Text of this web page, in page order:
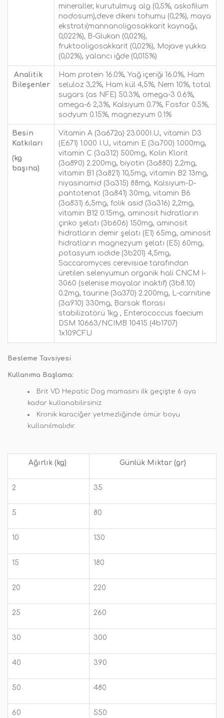
mineraller, kurutulmuş alg (0,5%, askofilum
nodosum),deve dikeni tohumu (0,2%), maya
ekstratı(mannanoligosakkarit kaynağı,
0,022%), B-Glukan (0,02%),
fruktooligosakkarit (0,02%), Mojave yukka
(0,02%), yalancı iğde (0,015%)
Analitik
Bileşenler
Ham protein 16.0%, Yağ içeriği 16.0%, Ham
seluloz 3,2%, Ham kül 4,5%, Nem 10%, total
sugars (as NFE) 50.3%, omega-3 0.6%,
omega-6 2,3%, Kalsiyum 0.7%, Fosfor 0.5%,
sodyum 0.15%, magnezyum 0.1%
Besin
Katkıları
(kg
başına)
Vitamin A (3a672a) 23.000I.U., vitamin D3
(E671) 1.000 I.U., vitamin E (3a700) 1.000mg,
vitamin C (3a312) 500mg, Kolin Klorit
(3a890) 2.200mg, biyotin (3a880) 2,2mg,
vitamin B1 (3a821) 10,5mg, vitamin B2 13mg,
niyasinamid (3a315) 88mg, Kalsiyum-D-
pantotenat (3a841) 30mg, vitamin B6
(3a831) 6,5mg, folik asid (3a316) 2,2mg,
vitamin B12 0.15mg, aminosit hidratların
çinko şelatı (3b606) 150mg, aminosit
hidratların demir şelatı (E1) 65mg, aminosit
hidratların magnezyum şelatı (E5) 60mg,
potasyum iodide (3b201) 4,5mg,
Saccaromyces cerevisiae tarafından
üretilen selenyumun organik hali CNCM I-
3060 (selenise mayalar inaktif) (3b8.10)
0.2mg, taurine (3a370) 2.200mg, L-carnitine
(3a910) 330mg, Barsak florası
stabilizatörü 1kg , Enterococcus faecium
DSM 10663/NCIMB 10415 (4b1707)
1x109CFU
Besleme Tavsiyesi
Kullanıma Başlama:
Brit VD Hepatic Dog mamasını ilk geçişte 6 aya
kadar kullanabilirsiniz.
Kronik karaciğer yetmezliğinde ömür boyu
kullanılmalıdır.
Ağırlık (kg) Günlük Miktar (gr)
2 35
5 80
10 130
15 180
20 220
25 260
30 300
40 390
50 480
60 550